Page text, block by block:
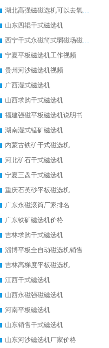
湖北高强磁磁选机可以去氧化铝
山东四辊干式磁选机
西宁干式永磁筒式弱磁场磁选机结构图
宁夏平板磁选机工作视频
贵州河沙磁选机视频
广西湿式磁选机
山西求购干式磁选机
福建强磁平板磁选机说明书
湖南湿式锰矿磁选机
内蒙古铁矿干式磁选机
河北矿石干式磁选机
宁夏三盘干式磁选机
重庆石英砂平板磁选机
广东永磁滚筒厂家排名
广东铁矿磁选机价格
吉林求购干式磁选机
淄博平板全自动磁选机销售
吉林高梯度平板磁选机
江西干式磁选机
山西永磁强磁磁选机
河南平板磁选机
山东销售干式磁选机
山东河沙磁选机厂家价格